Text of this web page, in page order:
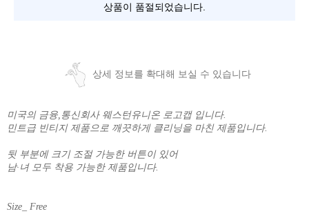
상품이 품절되었습니다.
상세 정보를 확대해 보실 수 있습니다
미국의 금융,통신회사 웨스턴유니온 로고캡 입니다.
민트급 빈티지 제품으로 깨끗하게 클리닝을 마친 제품입니다.
뒷 부분에 크기 조절 가능한 버튼이 있어
남·녀 모두 착용 가능한 제품입니다.
Size_ Free